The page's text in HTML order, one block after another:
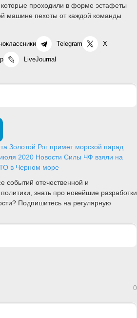
которые проходили в форме эстафеты
машине пехоты от каждой команды
Telegram X
LiveJournal
Золотой Рог примет морской парад
2020 Новости Силы ЧФ взяли на
в Черном море
событий отечественной и
знать про новейшие разработки
Подпишитесь на регулярную
0